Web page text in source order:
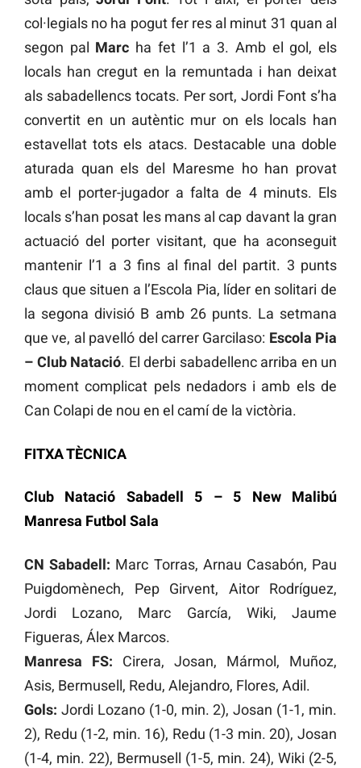
col·legials no ha pogut fer res al minut 31 quan al
segon pal Marc ha fet l’1 a 3. Amb el gol, els
locals han cregut en la remuntada i han deixat
als sabadellencs tocats. Per sort, Jordi Font s’ha
convertit en un autèntic mur on els locals han
estavellat tots els atacs. Destacable una doble
aturada quan els del Maresme ho han provat
amb el porter-jugador a falta de 4 minuts. Els
locals s’han posat les mans al cap davant la gran
actuació del porter visitant, que ha aconseguit
mantenir l’1 a 3 fins al final del partit. 3 punts
claus que situen a l’Escola Pia, líder en solitari de
la segona divisió B amb 26 punts. La setmana
que ve, al pavelló del carrer Garcilaso: Escola Pia
– Club Natació. El derbi sabadellenc arriba en un
moment complicat pels nedadors i amb els de
Can Colapi de nou en el camí de la victòria.
FITXA TÈCNICA
Club Natació Sabadell 5 – 5 New Malibú
Manresa Futbol Sala
CN Sabadell: Marc Torras, Arnau Casabón, Pau
Puigdomènech, Pep Girvent, Aitor Rodríguez,
Jordi Lozano, Marc García, Wiki, Jaume
Figueras, Álex Marcos.
Manresa FS: Cirera, Josan, Mármol, Muñoz,
Asis, Bermusell, Redu, Alejandro, Flores, Adil.
Gols: Jordi Lozano (1-0, min. 2), Josan (1-1, min.
2), Redu (1-2, min. 16), Redu (1-3 min. 20), Josan
(1-4, min. 22), Bermusell (1-5, min. 24), Wiki (2-5,